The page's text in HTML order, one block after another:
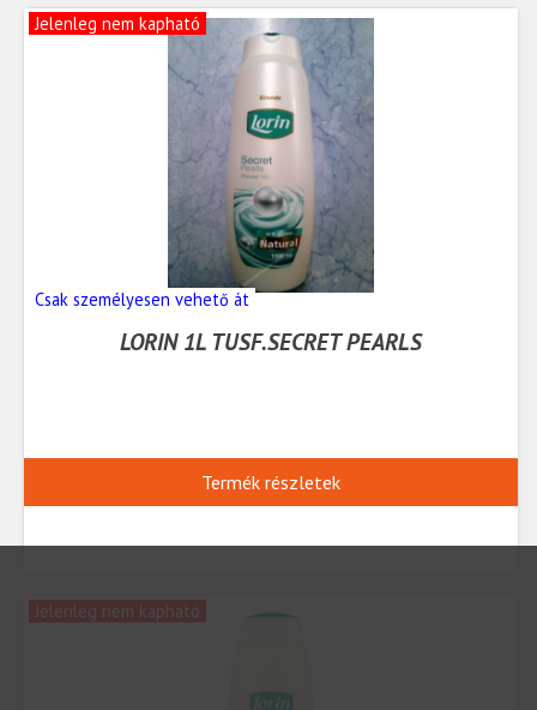
Jelenleg nem kapható
Csak személyesen vehető át
LORIN 1L TUSF.SECRET PEARLS
Termék részletek
Jelenleg nem kapható